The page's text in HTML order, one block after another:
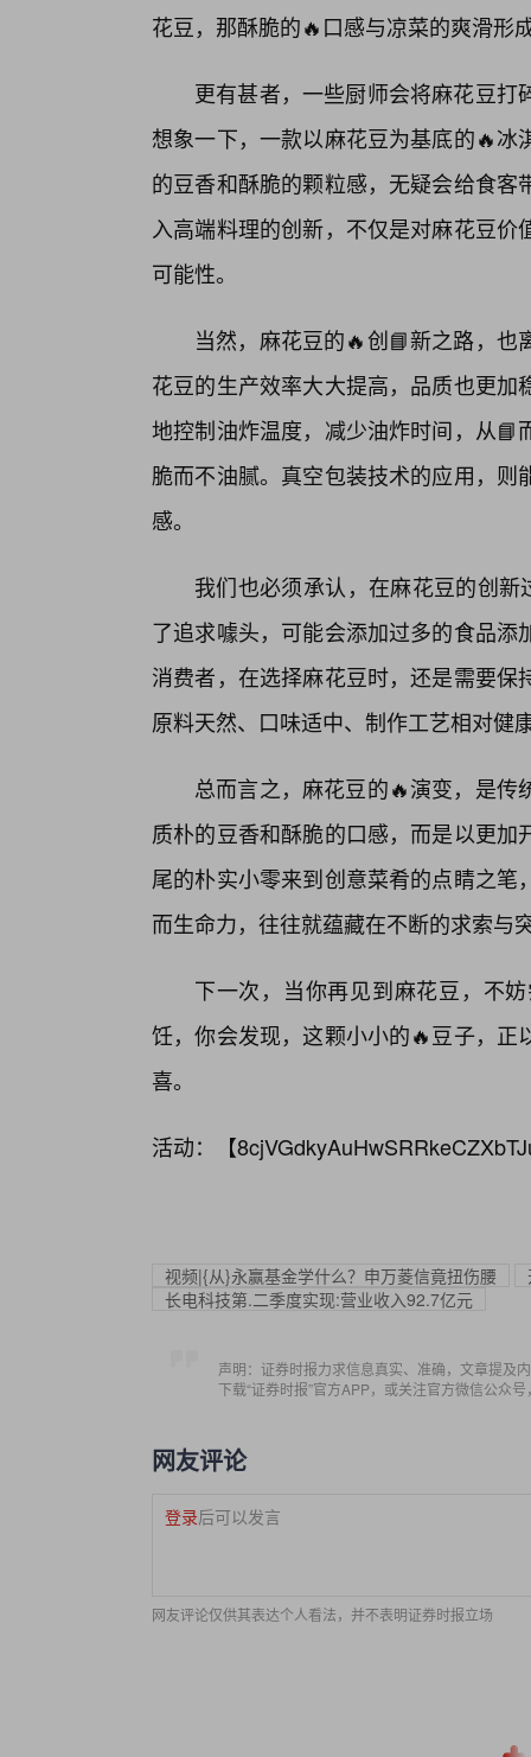
花豆，那酥脆的🔥口感与凉菜的爽滑形
更有甚者，一些厨师会将麻花豆
想象一下，一款以麻花豆为基底的🔥
的豆香和酥脆的颗粒感，无疑会给食
入高端料理的创新，不仅是对麻花豆
可能性。
当然，麻花豆的🔥创📘新之路，
花豆的生产效率大大提高，品质也更
地控制油炸温度，减少油炸时间，从
脆而不油腻。真空包装技术的应用，
感。
我们也必须承认，在麻花豆的创新
了追求噱头，可能会添加过多的食品
消费者，在选择麻花豆时，还是需要
原料天然、口味适中、制作工艺相对健
总而言之，麻花豆的🔥演变，是
质朴的豆香和酥脆的口感，而是以更
尾的朴实小零来到创意菜肴的点睛之
而生命力，往往就蕴藏在不断的求索与
下一次，当你再见到麻花豆，不
饪，你会发现，这颗小小的🔥豆子，
喜。
活动：【
视频|{从}永赢基金学什么？申万菱信竟扭伤腰
长电科技第.二季度实现:营业收入92.7亿元
声明：证券时报力求信息真实、准确，文章提及
下载“证券时报”官方APP，或关注官方微信公众
网友评论
登录后可以发言
网友评论仅供其表达个人看法，并不表明证券时报立场